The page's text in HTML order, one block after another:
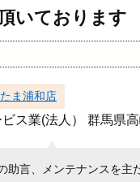
いております
ま浦和店
ス業(法人） 群馬県
助言、メンテナンスを